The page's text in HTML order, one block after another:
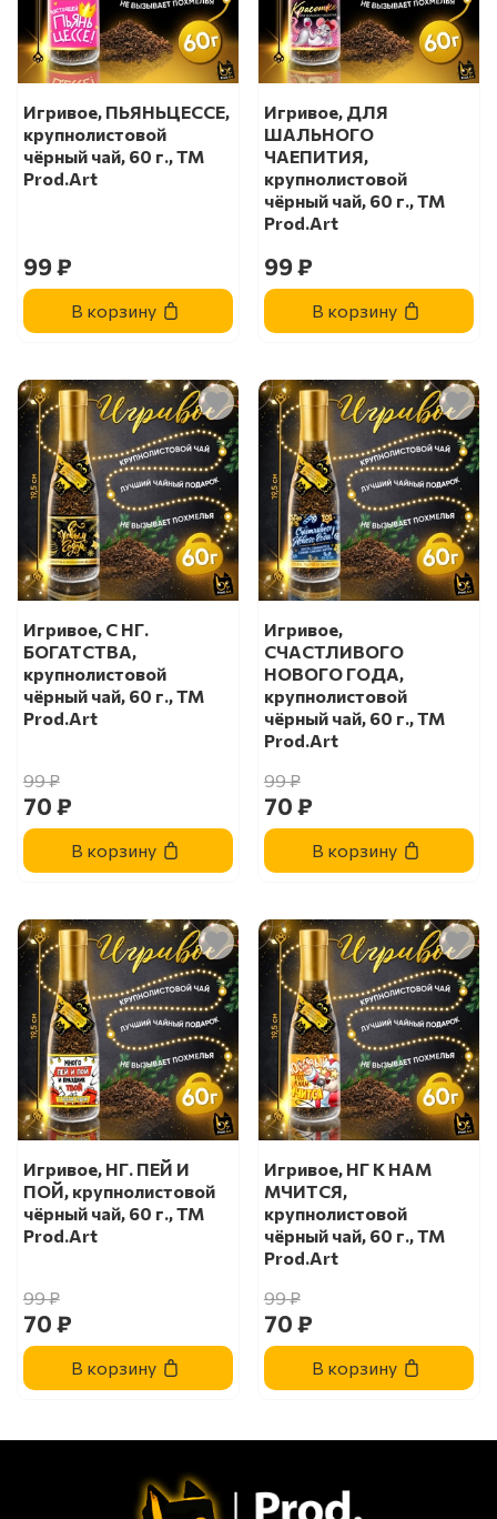
Игривое, ПЬЯНЬЦЕССЕ,
крупнолистовой
чёрный чай, 60 г., TM
Prod.Art
99 ₽
В корзину
Игривое, ДЛЯ
ШАЛЬНОГО
ЧАЕПИТИЯ,
крупнолистовой
чёрный чай, 60 г., TM
Prod.Art
99 ₽
В корзину
Игривое, С НГ.
БОГАТСТВА,
крупнолистовой
чёрный чай, 60 г., TM
Prod.Art
99 ₽
70 ₽
В корзину
Игривое,
СЧАСТЛИВОГО
НОВОГО ГОДА,
крупнолистовой
чёрный чай, 60 г., TM
Prod.Art
99 ₽
70 ₽
В корзину
Игривое, НГ. ПЕЙ И
ПОЙ, крупнолистовой
чёрный чай, 60 г., TM
Prod.Art
99 ₽
70 ₽
В корзину
Игривое, НГ К НАМ
МЧИТСЯ,
крупнолистовой
чёрный чай, 60 г., TM
Prod.Art
99 ₽
70 ₽
В корзину